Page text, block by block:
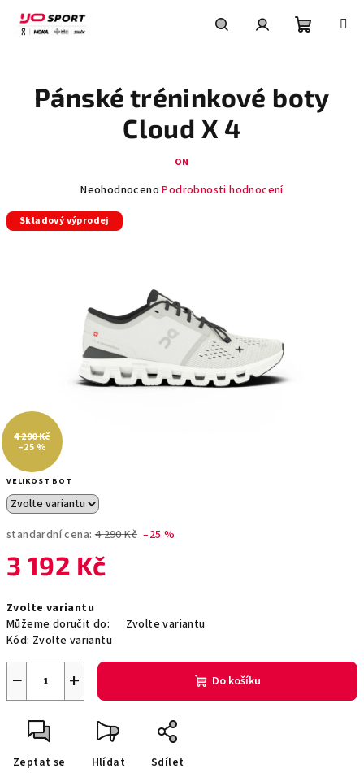
obsah
košík
VELIKOST BOT
standardní cena: 4 290 Kč –25 %
3 192 Kč
cena:
Zvolte variantu
Můžeme doručit do:
Zvolte variantu
Kód: Zvolte variantu
+
− Do košíku
Zeptat se Hlídat Sdílet
Pánské tréninkové boty
Cloud X 4
ON
Průměrné
produktu
hvězdiček.
Neohodnoceno Podrobnosti hodnocení
Skladový výprodej
4 290 Kč
–25 %